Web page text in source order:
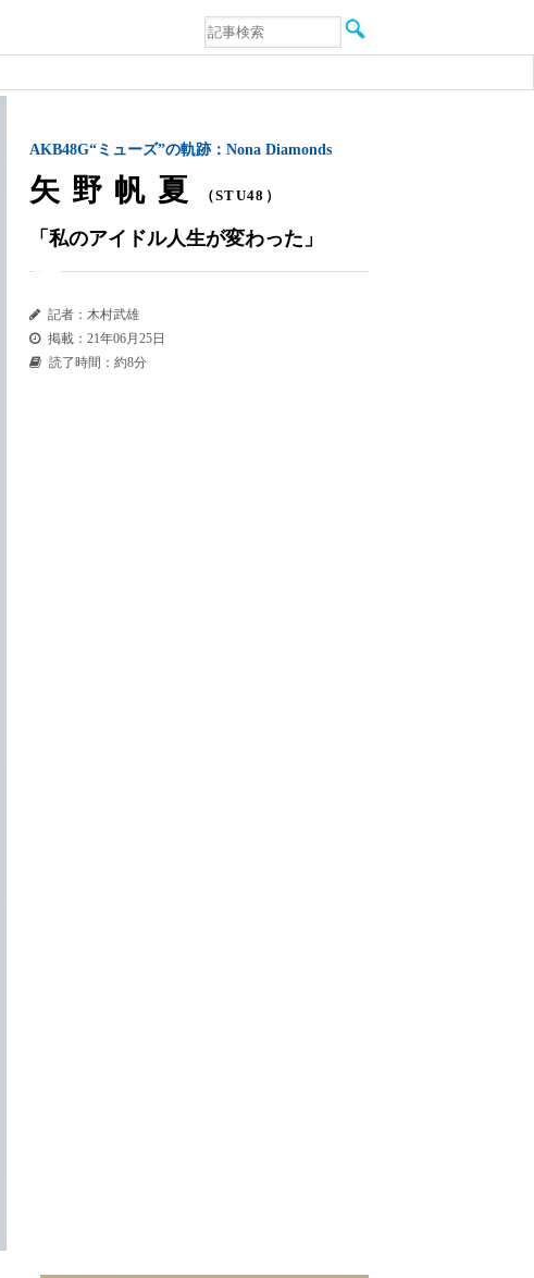
音楽
エンタメ
フォト
AKB48G“ミューズ”の軌跡：Nona Diamonds
矢野帆夏 （STU48）
「私のアイドル人生が変わった」
記者：木村武雄
掲載：21年06月25日
読了時間：約8分